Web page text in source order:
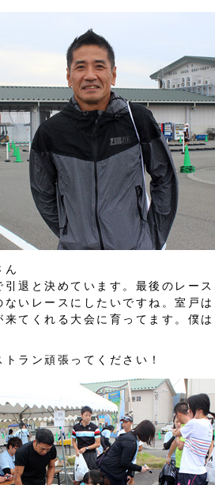
ん
引退と決めています。最後のレー
ないレースにしたいですね。室戸
来てくれる大会に育ってます。僕
ラン頑張ってください！